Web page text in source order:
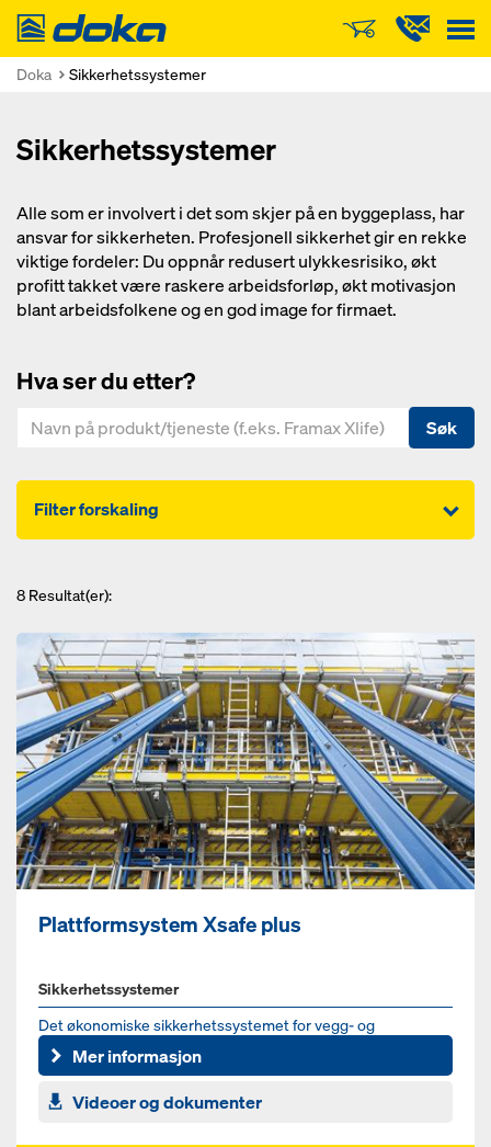
Doka
Doka Sikkerhetssystemer
Sikkerhetssystemer
Alle som er involvert i det som skjer på en byggeplass, har
ansvar for sikkerheten. Profesjonell sikkerhet gir en rekke
viktige fordeler: Du oppnår redusert ulykkesrisiko, økt
profitt takket være raskere arbeidsforløp, økt motivasjon
blant arbeidsfolkene og en god image for firmaet.
Hva ser du etter?
Søk
Filter forskaling
8 Resultat(er):
Plattformsystem Xsafe plus
Sikkerhetssystemer
Det økonomiske sikkerhetssystemet for vegg- og
søyleforskalinger
Mer informasjon
Videoer og dokumenter